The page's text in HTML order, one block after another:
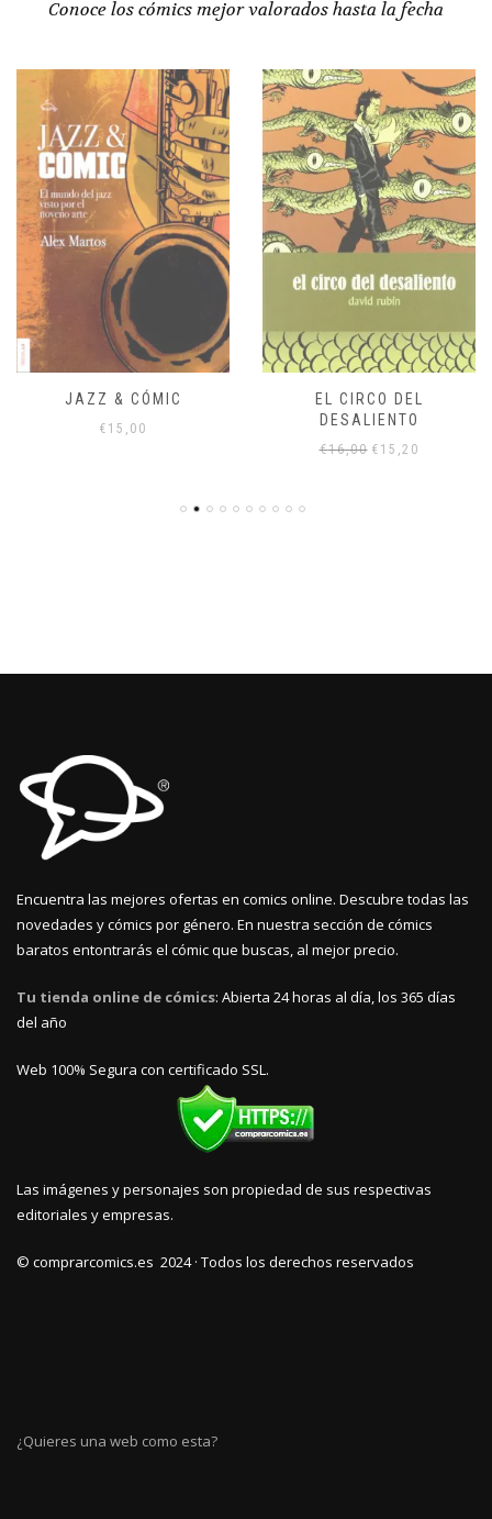
Conoce los cómics mejor valorados hasta la fecha
JAZZ & CÓMIC
€ 15,00
EL CIRCO DEL
DESALIENTO
€16,00 El
€ 15,20
Encuentra las mejores ofertas en comics online. Descubre todas las
novedades y cómics por género. En nuestra sección de cómics
baratos entontrarás el cómic que buscas, al mejor precio.
Tu tienda online de cómics: Abierta 24 horas al día, los 365 días
del año
Web 100% Segura con certificado SSL.
Las imágenes y personajes son propiedad de sus respectivas
editoriales y empresas.
© comprarcomics.es 2024 · Todos los derechos reservados
¿Quieres una web como esta?